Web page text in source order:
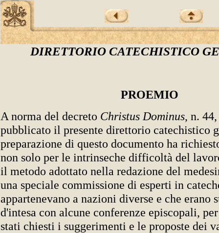
DIRETTORIO CATECHISTICO
PROEMIO
A norma del decreto Christus Dominus, n.
pubblicato il presente direttorio catechistico
preparazione di questo documento ha
non solo per le intrinseche difficoltà del
il metodo adottato nella redazione del
una speciale commissione di esperti in
appartenevano a nazioni diverse e che erano
d'intesa con alcune conferenze episcopali,
stati chiesti i suggerimenti e le proposte dei